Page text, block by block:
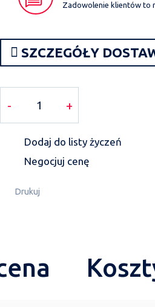
Zadowolenie klientów to
SZCZEGÓŁY
- +
Dodaj do listy życzeń
Negocjuj cenę
Drukuj